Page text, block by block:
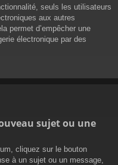
seuls les utilisateurs
aux autres
permet d’empêcher une
électronique par des
sujet ou une
cliquez sur le bouton
à un sujet ou un message,